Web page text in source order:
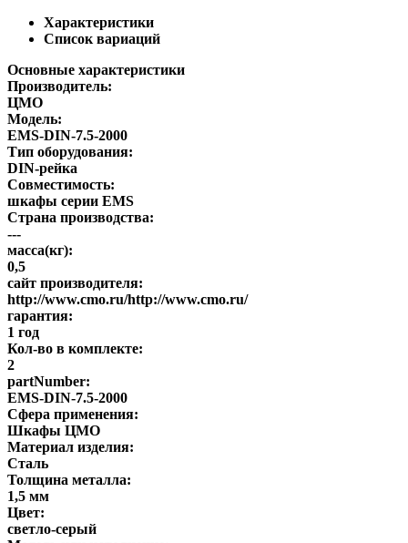
Характеристики
Список вариаций
Основные характеристики
Производитель:
ЦМО
Модель:
EMS-DIN-7.5-2000
Тип оборудования:
DIN-рейка
Совместимость:
шкафы серии EMS
Страна производства:
---
масса(кг):
0,5
сайт производителя:
http://www.cmo.ru/http://www.cmo.ru/
гарантия:
1 год
Кол-во в комплекте:
2
partNumber:
EMS-DIN-7.5-2000
Сфера применения:
Шкафы ЦМО
Материал изделия:
Сталь
Толщина металла:
1,5 мм
Цвет:
светло-серый